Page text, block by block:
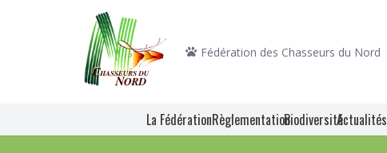
Fédération des Chasseurs du Nord
La FédérationRèglementationBiodiversitéActualités